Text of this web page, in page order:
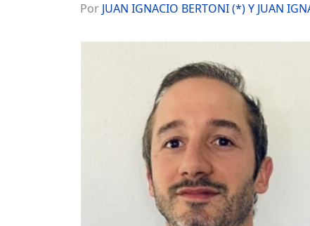
Por JUAN IGNACIO BERTONI (*) Y JUAN